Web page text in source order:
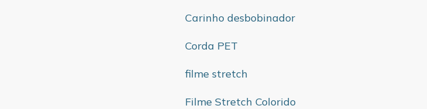
Carinho desbobinador
Corda PET
filme stretch
Filme Stretch Colorido